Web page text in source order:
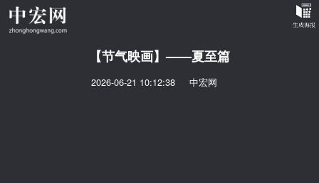
【节气映画】——夏至篇
2026-06-21 10:12:38 中宏网